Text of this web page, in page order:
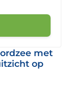
met
op